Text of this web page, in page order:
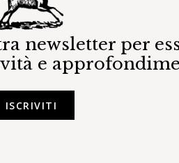
newsletter per
e
ISCRIVITI